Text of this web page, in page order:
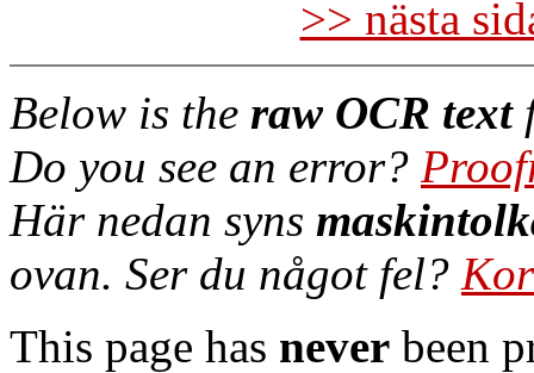
>> nästa
Below is the raw OCR text
Do you see an error?
Här nedan syns
ovan. Ser du något fel?
This page has never been